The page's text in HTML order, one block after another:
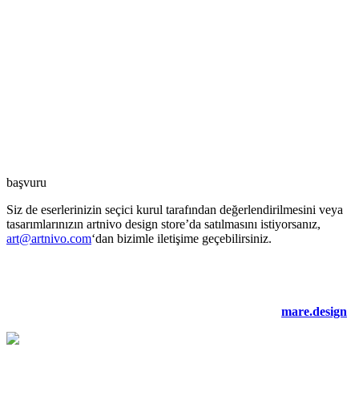
başvuru
Siz de eserlerinizin seçici kurul tarafından değerlendirilmesini veya
tasarımlarınızın artnivo design store’da satılmasını istiyorsanız,
art@artnivo.com‘dan bizimle iletişime geçebilirsiniz.
mare.design